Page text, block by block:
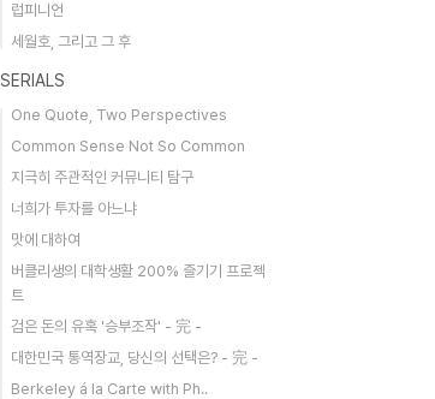
럽피니언
세월호, 그리고 그 후
SERIALS
One Quote, Two Perspectives
Common Sense Not So Common
지극히 주관적인 커뮤니티 탐구
너희가 투자를 아느냐
맛에 대하여
버클리생의 대학생활 200% 즐기기 프로젝
트
검은 돈의 유혹 '승부조작' - 完 -
대한민국 통역장교, 당신의 선택은? - 完 -
Berkeley á la Carte with Ph..